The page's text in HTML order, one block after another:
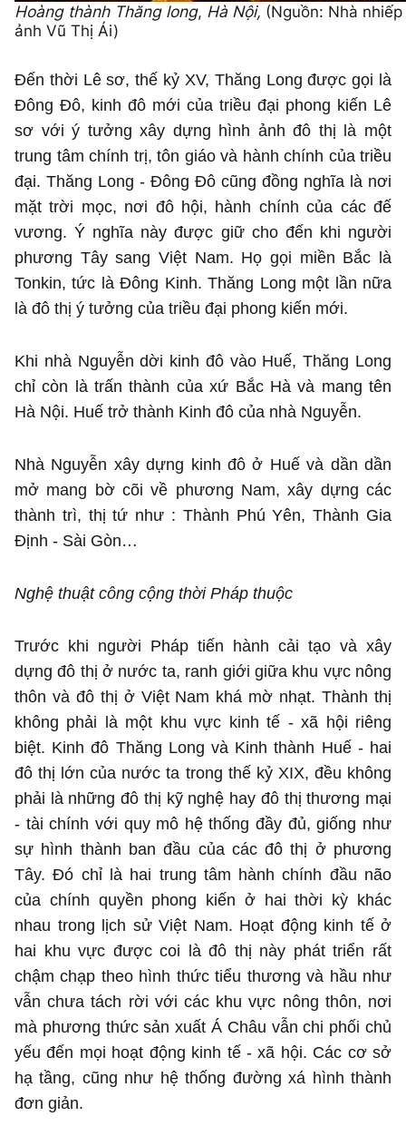
Hoàng thành Thăng long, Hà Nội, (Nguồn: Nhà nhiếp
ảnh Vũ Thị Ái)
Đến thời Lê sơ, thế kỷ XV, Thăng Long được gọi là
Đông Đô, kinh đô mới của triều đại phong kiến Lê
sơ với ý tưởng xây dựng hình ảnh đô thị là một
trung tâm chính trị, tôn giáo và hành chính của triều
đại. Thăng Long - Đông Đô cũng đồng nghĩa là nơi
mặt trời mọc, nơi đô hội, hành chính của các đế
vương. Ý nghĩa này được giữ cho đến khi người
phương Tây sang Việt Nam. Họ gọi miền Bắc là
Tonkin, tức là Đông Kinh. Thăng Long một lần nữa
là đô thị ý tưởng của triều đại phong kiến mới.
Khi nhà Nguyễn dời kinh đô vào Huế, Thăng Long
chỉ còn là trấn thành của xứ Bắc Hà và mang tên
Hà Nội. Huế trở thành Kinh đô của nhà Nguyễn.
Nhà Nguyễn xây dựng kinh đô ở Huế và dần dần
mở mang bờ cõi về phương Nam, xây dựng các
thành trì, thị tứ như : Thành Phú Yên, Thành Gia
Định - Sài Gòn…
Nghệ thuật công cộng thời Pháp thuộc
Trước khi người Pháp tiến hành cải tạo và xây
dựng đô thị ở nước ta, ranh giới giữa khu vực nông
thôn và đô thị ở Việt Nam khá mờ nhạt. Thành thị
không phải là một khu vực kinh tế - xã hội riêng
biệt. Kinh đô Thăng Long và Kinh thành Huế - hai
đô thị lớn của nước ta trong thế kỷ XIX, đều không
phải là những đô thị kỹ nghệ hay đô thị thương mại
- tài chính với quy mô hệ thống đầy đủ, giống như
sự hình thành ban đầu của các đô thị ở phương
Tây. Đó chỉ là hai trung tâm hành chính đầu não
của chính quyền phong kiến ở hai thời kỳ khác
nhau trong lịch sử Việt Nam. Hoạt động kinh tế ở
hai khu vực được coi là đô thị này phát triển rất
chậm chạp theo hình thức tiểu thương và hầu như
vẫn chưa tách rời với các khu vực nông thôn, nơi
mà phương thức sản xuất Á Châu vẫn chi phối chủ
yếu đến mọi hoạt động kinh tế - xã hội. Các cơ sở
hạ tầng, cũng như hệ thống đường xá hình thành
đơn giản.